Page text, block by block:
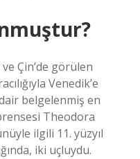
Çin’de görülen
Venedik’e
belgelenmiş en
Theodora
ilgili 11. yüzyıl
iki uçluydu.